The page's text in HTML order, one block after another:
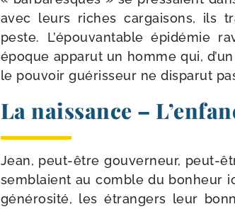
avec leurs riches car­gai­sons, ils
peste. L’épouvantable épi­dé­mie
époque appa­rut un homme qui,
le pou­voir gué­ris­seur ne dis­pa­rut
La naissance –
Jean, peut-​être gou­ver­neur, peut-​
sem­blaient au comble du bon­heur
géné­ro­si­té, les étran­gers leur